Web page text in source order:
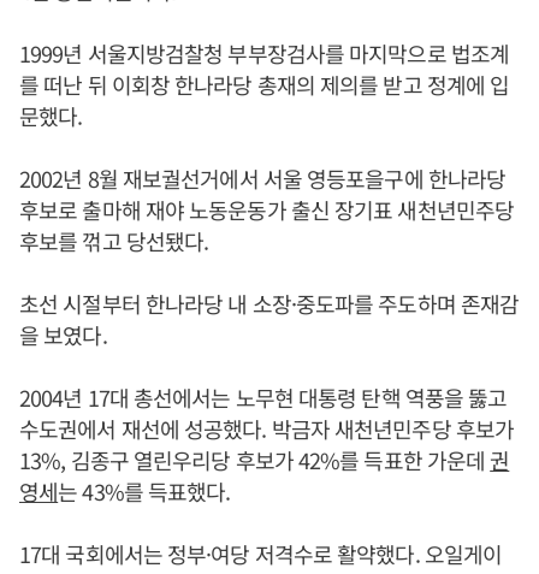
1999년 서울지방검찰청 부부장검사를 마지막으로 법조계
를 떠난 뒤 이회창 한나라당 총재의 제의를 받고 정계에 입
문했다.
2002년 8월 재보궐선거에서 서울 영등포을구에 한나라당
후보로 출마해 재야 노동운동가 출신 장기표 새천년민주당
후보를 꺾고 당선됐다.
초선 시절부터 한나라당 내 소장·중도파를 주도하며 존재감
을 보였다.
2004년 17대 총선에서는 노무현 대통령 탄핵 역풍을 뚫고
수도권에서 재선에 성공했다. 박금자 새천년민주당 후보가
13%, 김종구 열린우리당 후보가 42%를 득표한 가운데 권
영세는 43%를 득표했다.
17대 국회에서는 정부·여당 저격수로 활약했다. 오일게이